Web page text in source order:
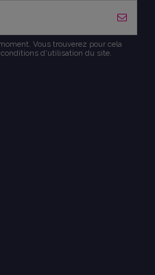
Vous trouverez pour cela
d'utilisation du site.